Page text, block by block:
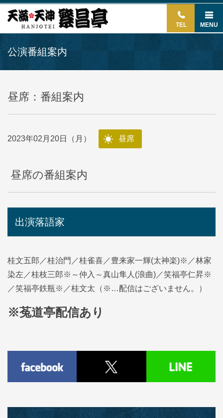
TEL MENU
公演番組案内
昼席：番組案内
2023年02月20日（月） 昼席
昼席の番組案内
出演落語家
桂文五郎／桂治門／桂雀喜／豊来家一輝(太神楽)※／林家
染左／桂枝三郎※～仲入～真山隼人(浪曲)／笑福亭仁昇※
／笑福亭鉄瓶※／桂文太（※…配信はございません。）
※菟道亭配信あり